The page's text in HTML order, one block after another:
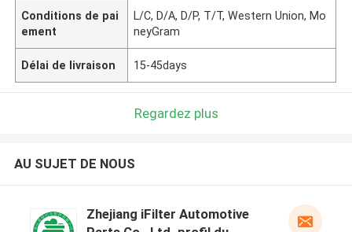
Conditions de pai
ement
L/C, D/A, D/P, T/T, Western Union, Mo
neyGram
Délai de livraison 15-45days
Regardez plus
AU SUJET DE NOUS
Zhejiang iFilter Automotive